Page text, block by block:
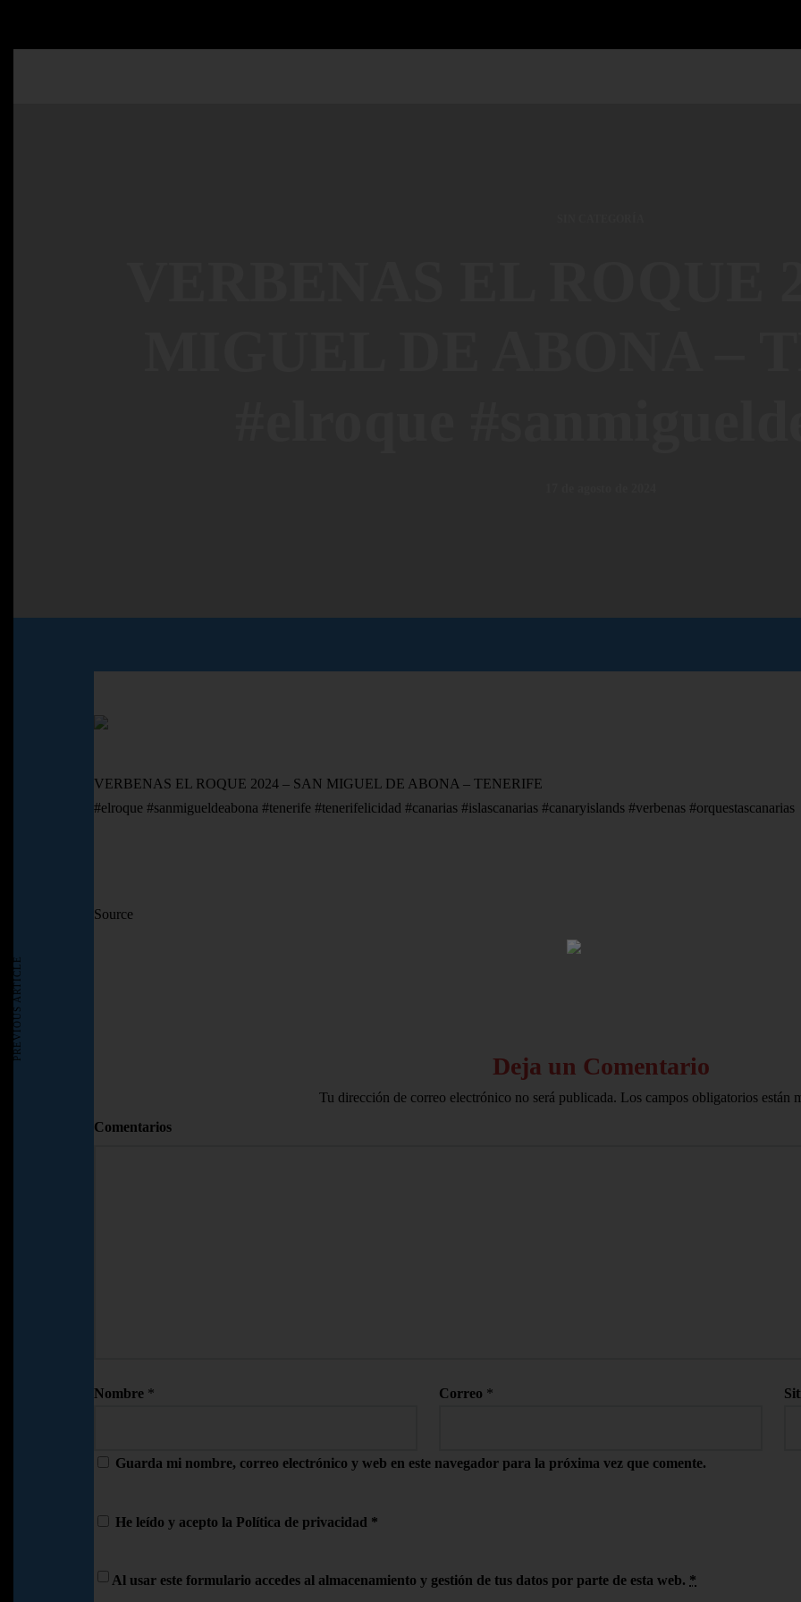
AVISO LEGAL
VERBENAS EL ROQUE 2024 – SAN MIGUEL DE ABONA – TENERIFE
#elroque #sanmigueldeabona #tenerife #tenerifelicidad #canarias #islascanarias #canaryislands #verbenas #orquestascanarias
Source
Deja un Comentario
Tu dirección de correo electrónico no será publicada. Los campos obligatorios están
Comentarios
Nombre * Correo *
Guarda mi nombre, correo electrónico y web en este navegador para la próxima vez que comente.
He leído y acepto la Política de privacidad *
Al usar este formulario accedes al almacenamiento y gestión de tus datos por parte de esta web. *
PREVIOUS ARTICLE